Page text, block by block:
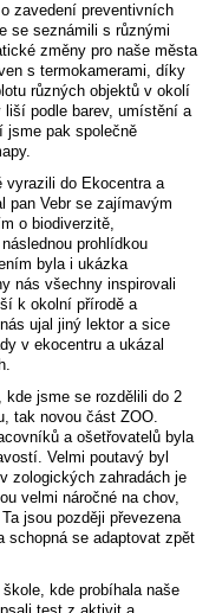
zavedení preventivních
se seznámili s různými
změny pro naše města
s termokamerami, díky
různých objektů v okolí
podle barev, umístění a
jsme pak společně
vyrazili do Ekocentra a
pan Vebr se zajímavým
o biodiverzitě,
prohlídkou
byla i ukázka
nás všechny inspirovali
k okolní přírodě a
ujal jiný lektor a sice
v ekocentru a ukázal
jsme se rozdělili do 2
tak novou část ZOO.
a ošetřovatelů byla
Velmi poutavý byl
zologických zahradách je
velmi náročné na chov,
jsou později převezena
schopná se adaptovat zpět
kde probíhala naše